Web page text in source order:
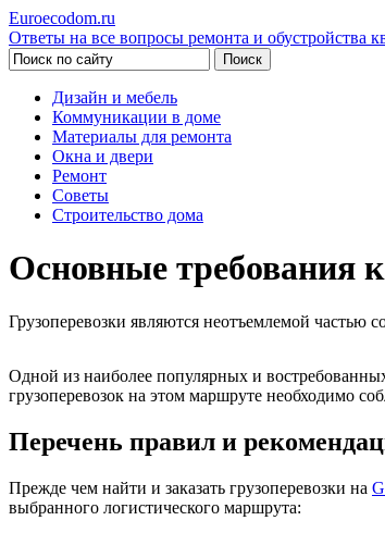
Euroecodom.ru
Ответы на все вопросы ремонта и обустройства
Дизайн и мебель
Коммуникации в доме
Материалы для ремонта
Окна и двери
Ремонт
Советы
Строительство дома
Основные требования
Грузоперевозки являются неотъемлемой частью
Одной из наиболее популярных и
грузоперевозок на этом маршруте необходимо
Перечень правил и
Прежде чем найти и заказать грузоперевозки на
выбранного логистического маршрута: